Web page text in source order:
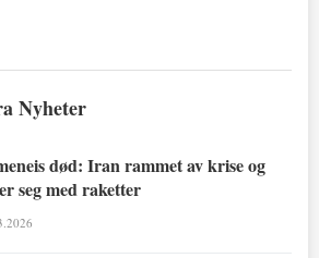
Nyheter
død: Iran rammet av krise og
seg med raketter